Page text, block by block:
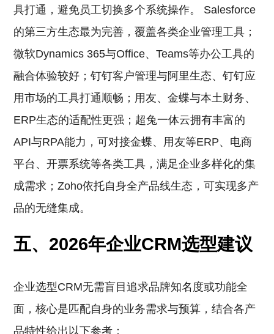
具打通，避免员工切换多个系统操作。 Salesforce
的第三方生态最为完善，覆盖各类企业管理工具；
微软Dynamics 365与Office、Teams等办公工具的
融合体验较好；钉钉客户管理与阿里生态、钉钉应
用市场的工具打通顺畅；用友、金蝶与本土财务、
ERP生态的适配性更强；超兔一体云拥有丰富的
API与RPA能力，可对接金蝶、用友等ERP、电商
平台、开票系统等各类工具，满足企业多样化的集
成需求；Zoho依托自身全产品线生态，可实现多产
品的无缝集成。
五、2026年企业CRM选型建议
企业选型CRM无需盲目追求品牌知名度或功能全
面，核心是匹配自身的业务需求与预算，结合各产
品特性给出以下参考：